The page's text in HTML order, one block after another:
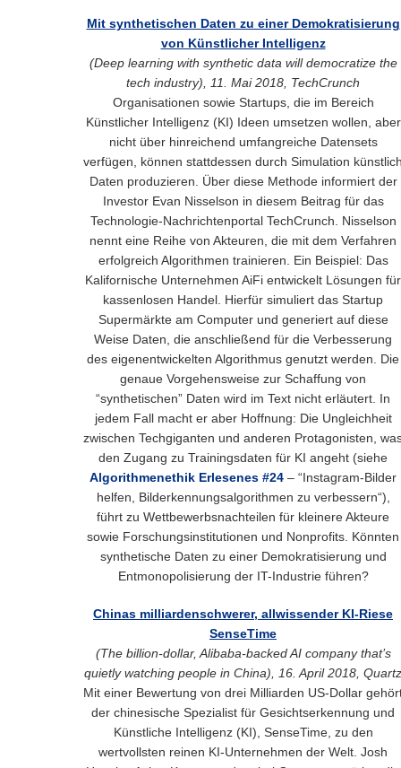
Mit synthetischen Daten zu einer Demokratisierung
von Künstlicher Intelligenz
(Deep learning with synthetic data will democratize the
tech industry), 11. Mai 2018, TechCrunch
Organisationen sowie Startups, die im Bereich
Künstlicher Intelligenz (KI) Ideen umsetzen wollen, aber
nicht über hinreichend umfangreiche Datensets
verfügen, können stattdessen durch Simulation
Daten produzieren. Über diese Methode informiert der
Investor Evan Nisselson in diesem Beitrag für das
Technologie-Nachrichtenportal TechCrunch. Nisselson
nennt eine Reihe von Akteuren, die mit dem Verfahren
erfolgreich Algorithmen trainieren. Ein Beispiel: Das
Kalifornische Unternehmen AiFi entwickelt Lösungen für
kassenlosen Handel. Hierfür simuliert das Startup
Supermärkte am Computer und generiert auf diese
Weise Daten, die anschließend für die Verbesserung
des eigenentwickelten Algorithmus genutzt werden. Die
genaue Vorgehensweise zur Schaffung von
“synthetischen” Daten wird im Text nicht erläutert. In
jedem Fall macht er aber Hoffnung: Die Ungleichheit
zwischen Techgiganten und anderen Protagonisten,
den Zugang zu Trainingsdaten für KI angeht (siehe
Algorithmenethik Erlesenes #24 – “Instagram-Bilder
helfen, Bilderkennungsalgorithmen zu verbessern“),
führt zu Wettbewerbsnachteilen für kleinere Akteure
sowie Forschungsinstitutionen und Nonprofits. Könnten
synthetische Daten zu einer Demokratisierung und
Entmonopolisierung der IT-Industrie führen?
Chinas milliardenschwerer, allwissender KI-Riese
SenseTime
(The billion-dollar, Alibaba-backed AI company that’s
quietly watching people in China), 16. April 2018, Quartz
Mit einer Bewertung von drei Milliarden US-Dollar
der chinesische Spezialist für Gesichtserkennung und
Künstliche Intelligenz (KI), SenseTime, zu den
wertvollsten reinen KI-Unternehmen der Welt. Josh